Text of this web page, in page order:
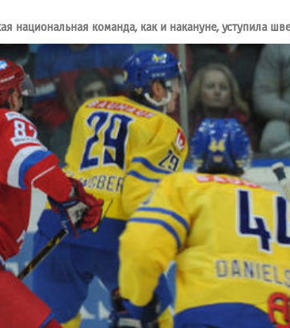
национальная команда, как и накануне, уступила